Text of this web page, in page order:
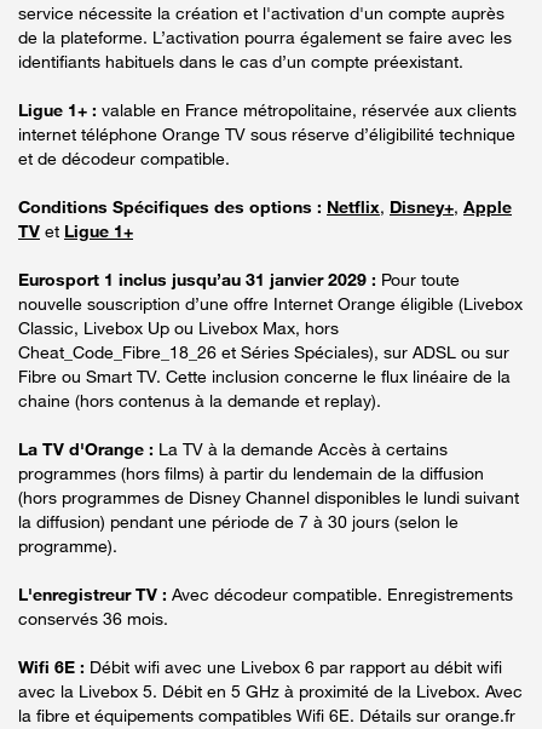
service nécessite la création et l'activation d'un compte auprès
de la plateforme. L’activation pourra également se faire avec les
identifiants habituels dans le cas d’un compte préexistant.
Ligue 1+ : valable en France métropolitaine, réservée aux clients
internet téléphone Orange TV sous réserve d’éligibilité technique
et de décodeur compatible.
Conditions Spécifiques des options : Netflix, Disney+, Apple
TV et Ligue 1+
Eurosport 1 inclus jusqu’au 31 janvier 2029 : Pour toute
nouvelle souscription d’une offre Internet Orange éligible (Livebox
Classic, Livebox Up ou Livebox Max, hors
Cheat_Code_Fibre_18_26 et Séries Spéciales), sur ADSL ou sur
Fibre ou Smart TV. Cette inclusion concerne le flux linéaire de la
chaine (hors contenus à la demande et replay).
La TV d'Orange : La TV à la demande Accès à certains
programmes (hors films) à partir du lendemain de la diffusion
(hors programmes de Disney Channel disponibles le lundi suivant
la diffusion) pendant une période de 7 à 30 jours (selon le
programme).
L'enregistreur TV : Avec décodeur compatible. Enregistrements
conservés 36 mois.
Wifi 6E : Débit wifi avec une Livebox 6 par rapport au débit wifi
avec la Livebox 5. Débit en 5 GHz à proximité de la Livebox. Avec
la fibre et équipements compatibles Wifi 6E. Détails sur orange.fr